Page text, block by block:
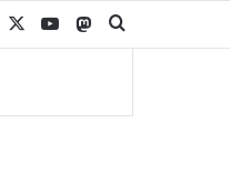
Facebook YouTubeMastodon